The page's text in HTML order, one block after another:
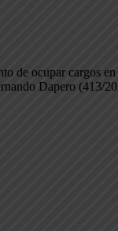
de ocupar cargos
Dapero (413/